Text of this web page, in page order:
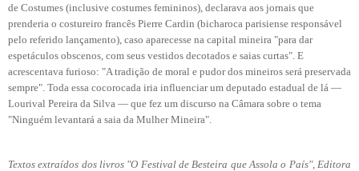
de Costumes (inclusive costumes femininos), declarava aos jornais que
prenderia o costureiro francês Pierre Cardin (bicharoca parisiense responsável
pelo referido lançamento), caso aparecesse na capital mineira "para dar
espetáculos obscenos, com seus vestidos decotados e saias curtas". E
acrescentava furioso: "A tradição de moral e pudor dos mineiros será preservada
sempre". Toda essa cocorocada iria influenciar um deputado estadual de lá —
Lourival Pereira da Silva — que fez um discurso na Câmara sobre o tema
"Ninguém levantará a saia da Mulher Mineira".
Textos extraídos dos livros "O Festival de Besteira que Assola o País", Editora